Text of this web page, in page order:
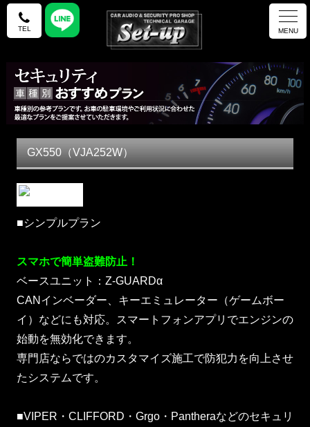
TEL MENU
GX550（VJA252W）
■シンプルプラン
スマホで簡単盗難防止！
ベースユニット：Z-GUARDα
CANインベーダー、キーエミュレーター（ゲームボー
イ）などにも対応。スマートフォンアプリでエンジンの
始動を無効化できます。
専門店ならではのカスタマイズ施工で防犯力を向上させ
たシステムです。
■VIPER・CLIFFORD・Grgo・Pantheraなどのセキュリ